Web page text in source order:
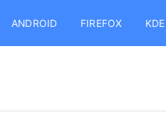
ANDROID FIREFOX KDE